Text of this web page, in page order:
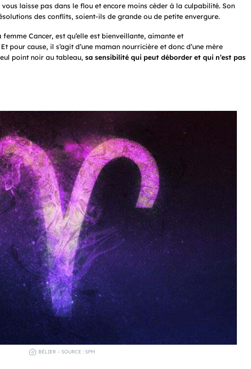
laisse pas dans le flou et encore moins céder à la culpabilité. Son
des conflits, soient-ils de grande ou de petite envergure.
Cancer, est qu’elle est bienveillante, aimante et
pour cause, il s’agit d’une maman nourricière et donc d’une mère
point noir au tableau, sa sensibilité qui peut déborder et qui n’est pas
BÉLIER – SOURCE : SPM